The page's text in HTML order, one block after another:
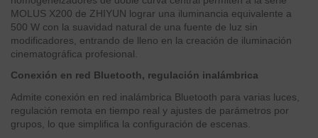
MOLUS X200 de ZHIYUN lograr una iluminancia equivalente a
500 W con la suavidad natural de una fuente de luz sin
modificadores, entrando de lleno en la creación de iluminación
cinematográfica profesional.
Conexión en red Bluetooth, regulación inalámbrica
Admite conexión en red inalámbrica Bluetooth para varias luces,
regulación remota en tiempo real y ajustes de parámetros por
grupos, lo que simplifica la configuración de escenas.